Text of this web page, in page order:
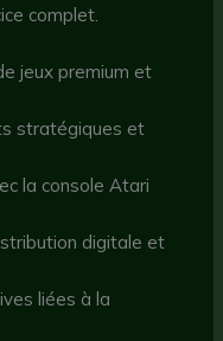
complet.
jeux premium et
stratégiques et
la console Atari
digitale et
liées à la